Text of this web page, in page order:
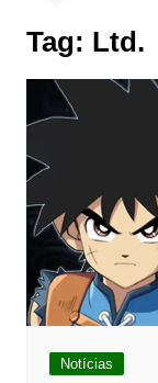
Tag: Ltd.
Notícias